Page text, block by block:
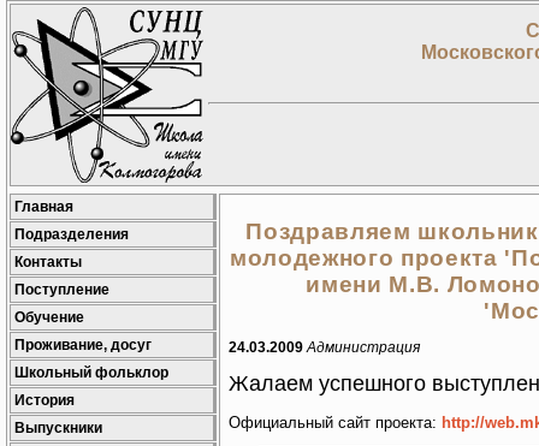
Главная
Подразделения
Контакты
Поступление
Обучение
Проживание, досуг
Школьный фольклор
История
Выпускники
Поздравляем
молодежного проекта
имени М.В.
24.03.2009 Администрация
Жалаем успешного
Официальный сайт проекта: http://